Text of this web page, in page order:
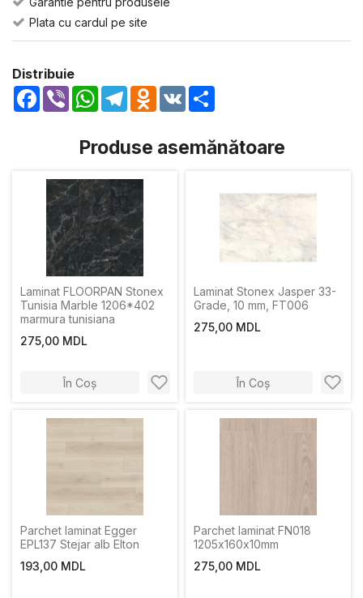
Plata cu cardul pe site
Distribuie
Facebook
Viber WhatsApp
TelegramOdnoklassniki
VK
Produse asemănătoare
Laminat FLOORPAN Stonex
Tunisia Marble 1206*402
marmura tunisiana
275,00 MDL
În Coș
Laminat Stonex Jasper 33-
Grade, 10 mm, FT006
275,00 MDL
În Coș
Parchet laminat Egger
EPL137 Stejar alb Elton
193,00 MDL
Parchet laminat FN018
1205х160х10mm
275,00 MDL